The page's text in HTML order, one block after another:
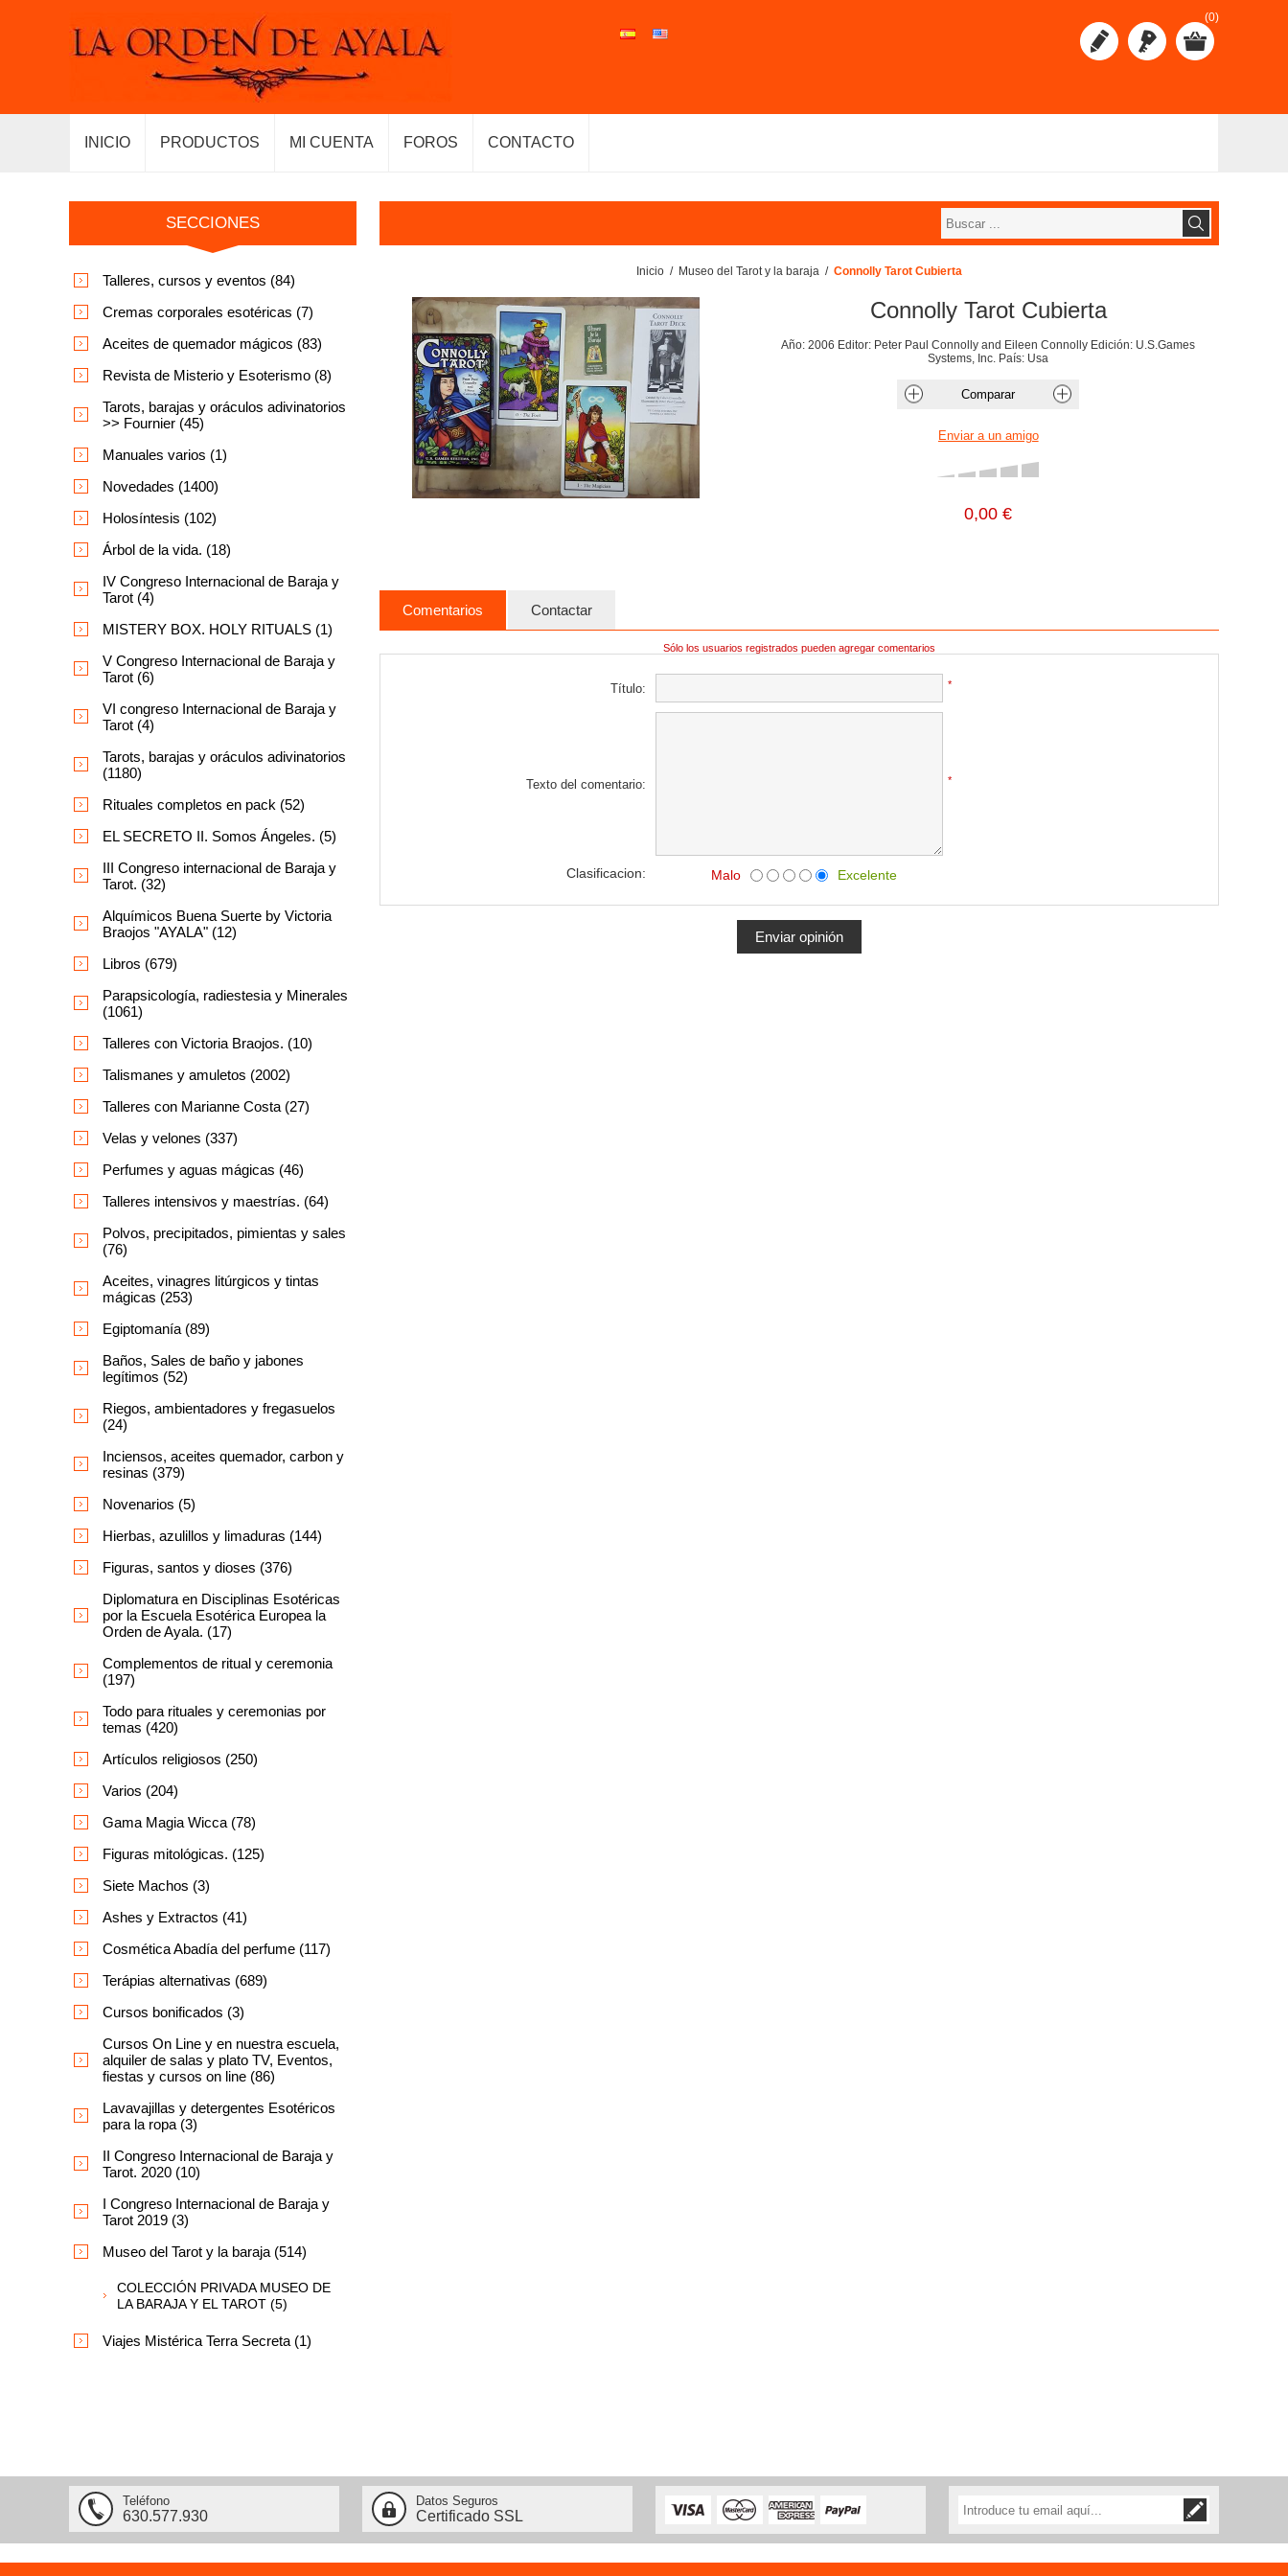
(0)
INICIO PRODUCTOS MI CUENTA FOROS CONTACTO
Inicio / Museo del Tarot y la baraja / Connolly Tarot Cubierta
Connolly Tarot Cubierta
Año: 2006 Editor: Peter Paul Connolly and Eileen Connolly Edición: U.S.Games
Systems, Inc. País: Usa
0,00 €
Comentarios Contactar
Sólo los usuarios registrados pueden agregar comentarios
Título: *
Texto del comentario: *
Clasificacion: Malo Excelente
SECCIONES
Talleres, cursos y eventos (84)
Cremas corporales esotéricas (7)
Aceites de quemador mágicos (83)
Revista de Misterio y Esoterismo (8)
Tarots, barajas y oráculos adivinatorios
>> Fournier (45)
Manuales varios (1)
Novedades (1400)
Holosíntesis (102)
Árbol de la vida. (18)
IV Congreso Internacional de Baraja y
Tarot (4)
MISTERY BOX. HOLY RITUALS (1)
V Congreso Internacional de Baraja y
Tarot (6)
VI congreso Internacional de Baraja y
Tarot (4)
Tarots, barajas y oráculos adivinatorios
(1180)
Rituales completos en pack (52)
EL SECRETO II. Somos Ángeles. (5)
III Congreso internacional de Baraja y
Tarot. (32)
Alquímicos Buena Suerte by Victoria
Braojos "AYALA" (12)
Libros (679)
Parapsicología, radiestesia y Minerales
(1061)
Talleres con Victoria Braojos. (10)
Talismanes y amuletos (2002)
Talleres con Marianne Costa (27)
Velas y velones (337)
Perfumes y aguas mágicas (46)
Talleres intensivos y maestrías. (64)
Polvos, precipitados, pimientas y sales
(76)
Aceites, vinagres litúrgicos y tintas
mágicas (253)
Egiptomanía (89)
Baños, Sales de baño y jabones
legítimos (52)
Riegos, ambientadores y fregasuelos
(24)
Inciensos, aceites quemador, carbon y
resinas (379)
Novenarios (5)
Hierbas, azulillos y limaduras (144)
Figuras, santos y dioses (376)
Diplomatura en Disciplinas Esotéricas
por la Escuela Esotérica Europea la
Orden de Ayala. (17)
Complementos de ritual y ceremonia
(197)
Todo para rituales y ceremonias por
temas (420)
Artículos religiosos (250)
Varios (204)
Gama Magia Wicca (78)
Figuras mitológicas. (125)
Siete Machos (3)
Ashes y Extractos (41)
Cosmética Abadía del perfume (117)
Terápias alternativas (689)
Cursos bonificados (3)
Cursos On Line y en nuestra escuela,
alquiler de salas y plato TV, Eventos,
fiestas y cursos on line (86)
Lavavajillas y detergentes Esotéricos
para la ropa (3)
II Congreso Internacional de Baraja y
Tarot. 2020 (10)
I Congreso Internacional de Baraja y
Tarot 2019 (3)
Museo del Tarot y la baraja (514)
COLECCIÓN PRIVADA MUSEO DE
LA BARAJA Y EL TAROT (5)
Viajes Mistérica Terra Secreta (1)
Teléfono
630.577.930
Datos Seguros
Certificado SSL